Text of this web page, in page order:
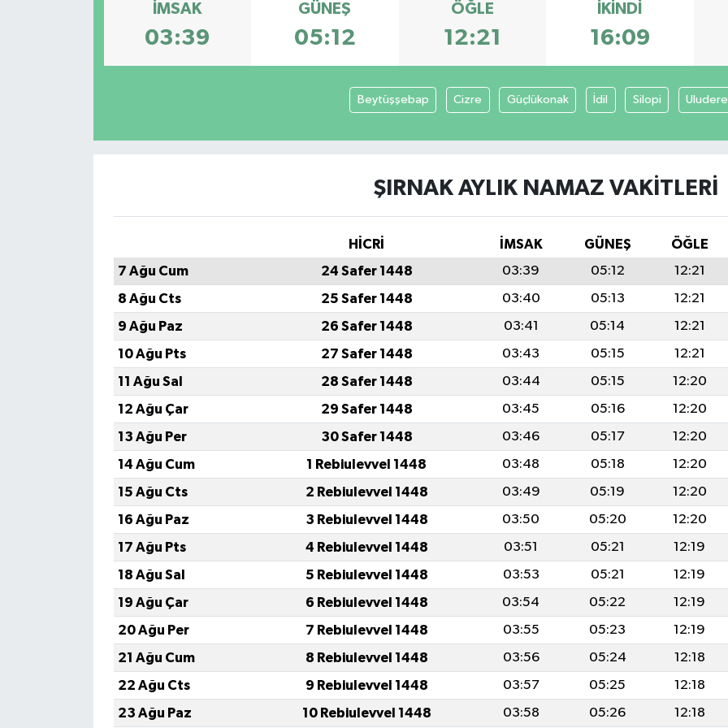
İMSAK
03:39
GÜNEŞ
05:12
ÖĞLE
12:21
İKINDI
16:09
Beytüşşebap Cizre Güçlükonak İdil Silopi Uludere
ŞIRNAK AYLIK NAMAZ VAKITLERI
HİCRİ İMSAK GÜNEŞ ÖĞLE
7 Ağu Cum
24 Safer 1448 03:39 05:12 12:21
8 Ağu Cts
25 Safer 1448 03:40 05:13 12:21
9 Ağu Paz
26 Safer 1448 03:41 05:14 12:21
10 Ağu Pts
27 Safer 1448 03:43 05:15 12:21
11 Ağu Sal
28 Safer 1448 03:44 05:15 12:20
12 Ağu Çar
29 Safer 1448 03:45 05:16 12:20
13 Ağu Per
30 Safer 1448 03:46 05:17 12:20
14 Ağu Cum
1 Rebiulevvel 1448 03:48 05:18 12:20
15 Ağu Cts
2 Rebiulevvel 1448 03:49 05:19 12:20
16 Ağu Paz
3 Rebiulevvel 1448 03:50 05:20 12:20
17 Ağu Pts
4 Rebiulevvel 1448 03:51 05:21 12:19
18 Ağu Sal
5 Rebiulevvel 1448 03:53 05:21 12:19
19 Ağu Çar
6 Rebiulevvel 1448 03:54 05:22 12:19
20 Ağu Per
7 Rebiulevvel 1448 03:55 05:23 12:19
21 Ağu Cum
8 Rebiulevvel 1448 03:56 05:24 12:18
22 Ağu Cts
9 Rebiulevvel 1448 03:57 05:25 12:18
23 Ağu Paz
10 Rebiulevvel 1448 03:58 05:26 12:18
Teknoloji